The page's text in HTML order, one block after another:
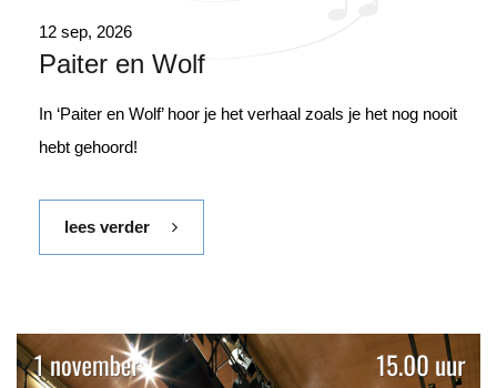
12 sep, 2026
Paiter en Wolf
In ‘Paiter en Wolf’ hoor je het verhaal zoals je het nog nooit
hebt gehoord!
lees verder